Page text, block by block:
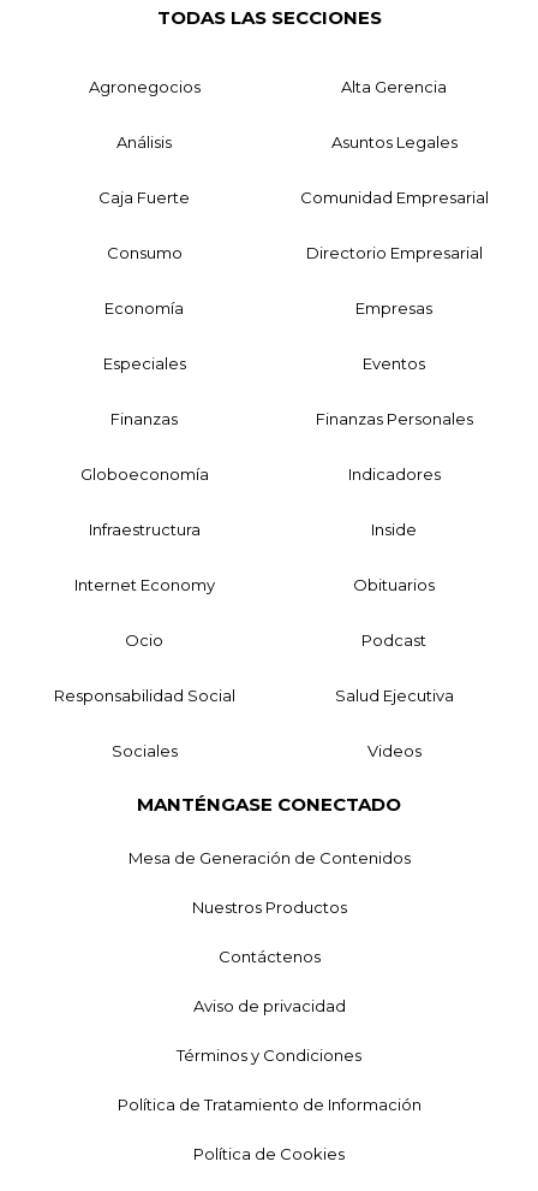
TODAS LAS SECCIONES
Agronegocios Alta Gerencia
Análisis Asuntos Legales
Caja Fuerte Comunidad Empresarial
Consumo Directorio Empresarial
Economía Empresas
Especiales Eventos
Finanzas Finanzas Personales
Globoeconomía Indicadores
Infraestructura Inside
Internet Economy Obituarios
Ocio Podcast
Responsabilidad Social Salud Ejecutiva
Sociales Videos
MANTÉNGASE CONECTADO
Mesa de Generación de Contenidos
Nuestros Productos
Contáctenos
Aviso de privacidad
Términos y Condiciones
Política de Tratamiento de Información
Política de Cookies